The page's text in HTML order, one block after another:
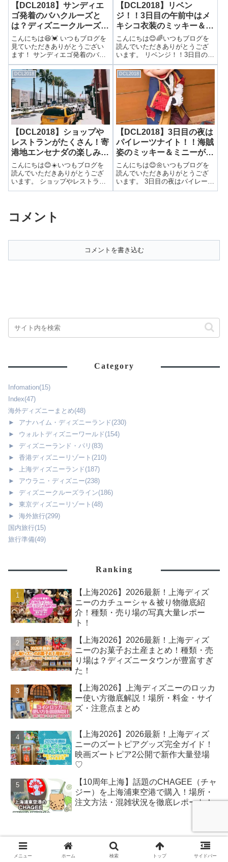
【DCL2018】サンディエ
ゴ発着のバハクルーズと
は？ディズニークルーズの
選び方と個人手配の予約
10項目を解説！
こんにちは😆💓 いつもブログを
見ていただきありがとうござい
ます！ サンディエゴ発着のバハ
クルーズとは？ディズニークル
ーズの選び方と個人手配の予約
10項目を解説！前回はDCL2018
の予告編を紹介しました！▶ ＜
＜予告＞＞次はディズニークル
ー...
【DCL2018】リベン
ジ！！3日目の午前中はメ
キシコ衣装のミッキー＆ミ
ニーが再登場！！
こんにちは😊🌈いつもブログを
読んでいただきありがとうござ
います。 リベンジ！！3日目の午
前中はメキシコ衣装のミッキー
＆ミニーが再登場！！3日目の午
前中はメキシコ衣装！！前回、2
日目の午後にもメキシコ衣装で
登場してきましたが、このクル
ーズの目...
DCL2018
【DCL2018】ショップや
レストランがたくさん！寄
港地エンセナダの楽しみ
方！
こんにちは😊☀️いつもブログを
読んでいただきありがとうござ
います。 ショップやレストラン
がたくさん！寄港地エンセナダ
ウンまで来たので、街中を探索
してみました🏃‍♀️💕エンセナダの
DCL2018
【DCL2018】3日目の夜は
パイレーツナイト！！海賊
姿のミッキー＆ミニーが登
場！！
こんにちは😊🌼いつもブログを
読んでいただきありがとうござ
います。 3日目の夜はパイレーツ
ナイト！！海賊姿のミッキー＆
コメント
コメントを書き込む
Category
Infomation(15)
Index(47)
海外ディズニーまとめ(48)
►
アナハイム・ディズニーランド (230)
►
ウォルトディズニーワールド (154)
►
ディズニーランド・パリ (83)
►
香港ディズニーリゾート (210)
►
上海ディズニーランド (187)
►
アウラニ・ディズニー(238)
►
ディズニークルーズライン(186)
►
東京ディズニーリゾート (48)
►
海外旅行(299)
国内旅行(15)
旅行準備(49)
Ranking
【上海2026】2026最新！上海ディズ
ニーのカチューシャ＆被り物徹底紹
介！種類・売り場の写真大量レポー
ト！
【上海2026】2026最新！上海ディズ
ニーのお菓子お土産まとめ！種類・売
り場は？ディズニータウンが豊富すぎ
た！
【上海2026】上海ディズニーのロッカ
ー使い方徹底解説！場所・料金・サイ
ズ・注意点まとめ
【上海2026】2026最新！上海ディズ
ニーのズートピアグッズ完全ガイド！
映画ズートピア2公開で新作大量登場
♡
【10周年上海】話題のCHAGEE（チャ
ジー）を上海浦東空港で購入！場所・
注文方法・混雑状況を徹底レポート！
New Post
メニュー ホーム 検索 トップ サイドバー